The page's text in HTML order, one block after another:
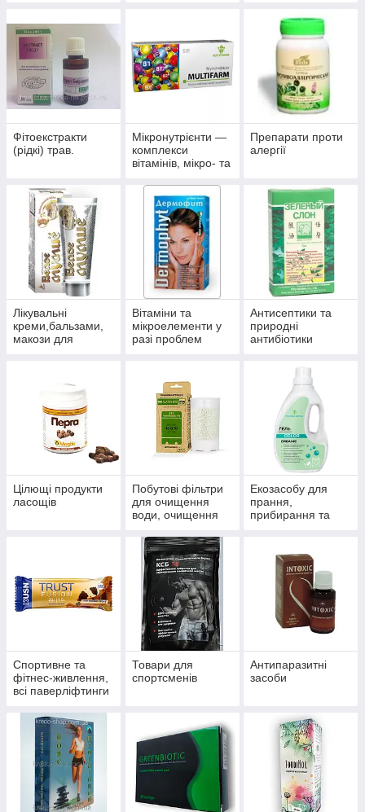
Фітоекстракти
(рідкі) трав.
Мікронутрієнти —
комплекси
вітамінів, мікро- та
Препарати проти
алергії
Лікувальні
креми,бальзами,
макози для
Вітаміни та
мікроелементи у
разі проблем
Антисептики та
природні
антибіотики
Цілющі продукти
ласощів
Побутові фільтри
для очищення
води, очищення
водопостачання й
опалення
Екозасобу для
прання,
прибирання та
Спортивне та
фітнес-живлення,
всі паверліфтинги
тренажери, одяг
Товари для
спортсменів
Антипаразитні
засоби